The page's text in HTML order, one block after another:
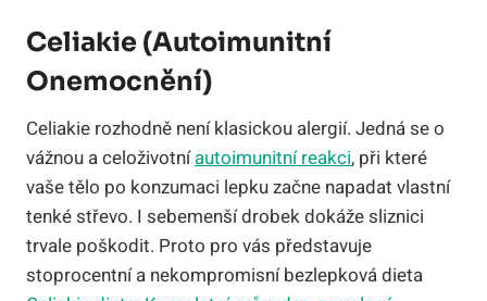
Celiakie (autoimunitní
Onemocnění)
Celiakie rozhodně není klasickou alergií. Jedná se o
vážnou a celoživotníautoimunitní reakci, při které
vaše tělo po konzumaci lepku začne napadat vlastní
tenké střevo. I sebemenší drobek dokáže sliznici
trvale poškodit. Proto pro vás představuje
stoprocentní a nekompromisní bezlepková dieta